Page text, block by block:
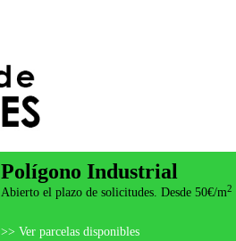
Polígono Industrial
Abierto el plazo de solicitudes. Desde 50€/m2
>> Ver parcelas disponibles